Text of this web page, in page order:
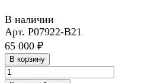
В наличии
Арт. P07922-B21
65 000 ₽
В корзину